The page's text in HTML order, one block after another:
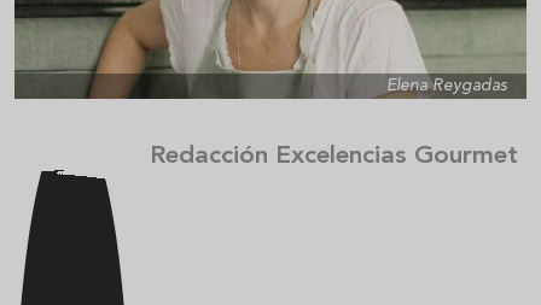
Elena Reygadas
Redacción Excelencias Gourmet